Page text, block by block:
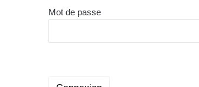
Mot de passe